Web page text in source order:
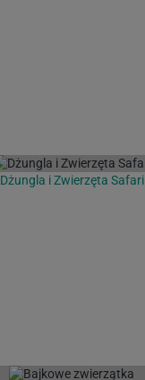
Dżungla i Zwierzęta Safari